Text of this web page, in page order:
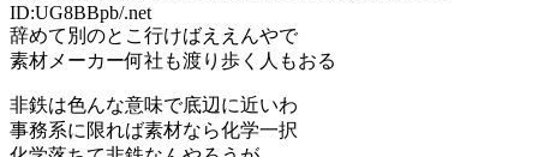
ID:UG8BBpb/.net
辞めて別のとこ行けばええんやで
素材メーカー何社も渡り歩く人もおる
非鉄は色んな意味で底辺に近いわ
事務系に限れば素材なら化学一択